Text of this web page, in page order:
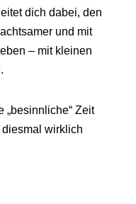
dich dabei, den
und mit
– mit kleinen
„besinnliche“ Zeit
wirklich